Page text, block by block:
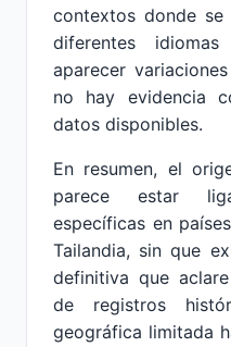
contextos donde se
diferentes
aparecer
no hay evidencia
datos disponibles.
En resumen, el
parece estar
específicas en
Tailandia, sin que
definitiva que
de registros
geográfica limitada